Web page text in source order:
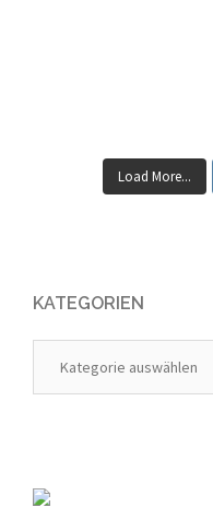
Load More...
KATEGORIEN